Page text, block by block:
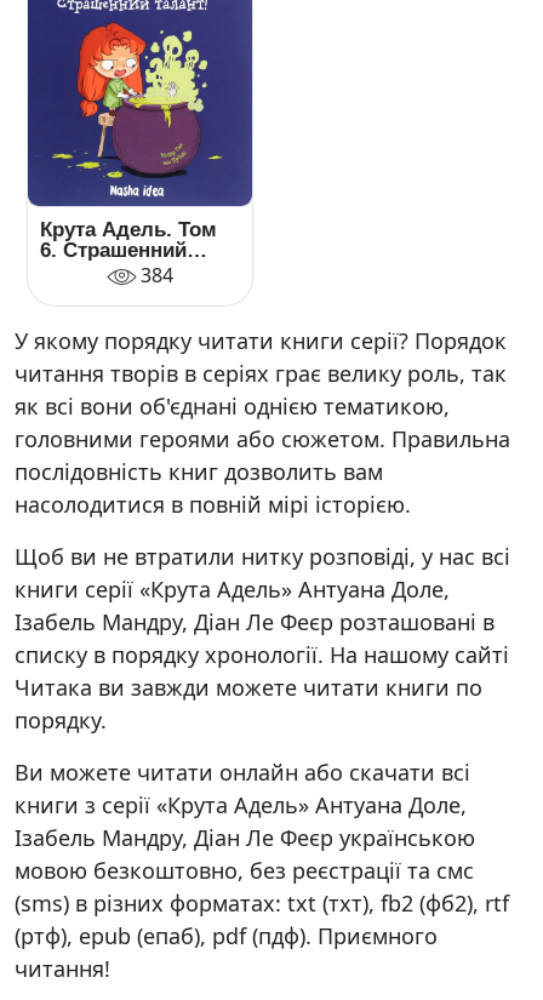
Крута Адель. Том
6. Страшенний
384
У якому порядку читати книги серії? Порядок
читання творів в серіях грає велику роль, так
як всі вони об'єднані однією тематикою,
головними героями або сюжетом. Правильна
послідовність книг дозволить вам
насолодитися в повній мірі історією.
Щоб ви не втратили нитку розповіді, у нас всі
книги серії «Крута Адель» Антуана Доле,
Ізабель Мандру, Діан Ле Феєр розташовані в
списку в порядку хронології. На нашому сайті
Читака ви завжди можете читати книги по
порядку.
Ви можете читати онлайн або скачати всі
книги з серії «Крута Адель» Антуана Доле,
Ізабель Мандру, Діан Ле Феєр українською
мовою безкоштовно, без реєстрації та смс
(sms) в різних форматах: txt (тхт), fb2 (фб2), rtf
(ртф), epub (епаб), pdf (пдф). Приємного
читання!